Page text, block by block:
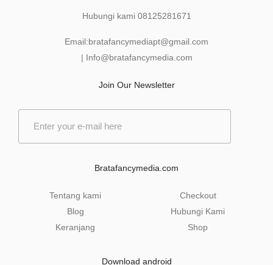
Hubungi kami 08125281671
Email:bratafancymediapt@gmail.com
| Info@bratafancymedia .com
Join Our Newsletter
Bratafancymedia.com
Tentang kami
Blog
Keranjang
Checkout
Hubungi Kami
Shop
Download android